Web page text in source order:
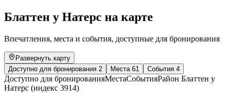
Блаттен у Натерс на карте
Впечатления, места и события, доступные для бронирования
Развернуть карту
Доступно для бронирования 2 Места 61 События 4
Доступно для бронированияМестаСобытияРайон Блаттен у
Натерс (индекс 3914)